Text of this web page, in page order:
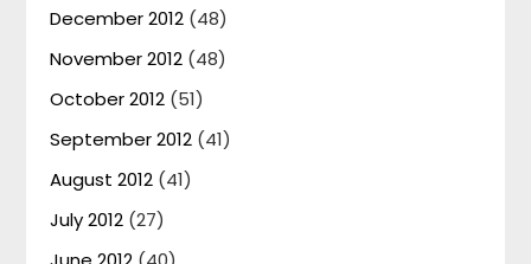
December 2012 (48)
November 2012 (48)
October 2012 (51)
September 2012 (41)
August 2012 (41)
July 2012 (27)